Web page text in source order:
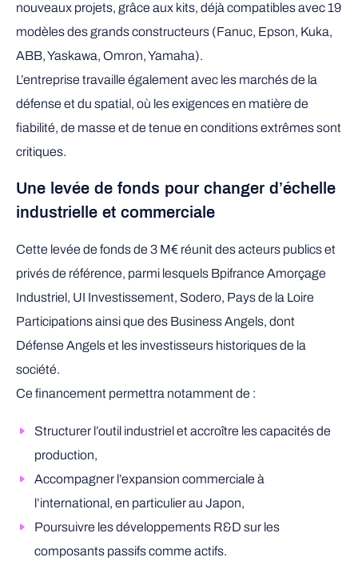
nouveaux projets, grâce aux kits, déjà compatibles avec 19
modèles des grands constructeurs (Fanuc, Epson, Kuka,
ABB, Yaskawa, Omron, Yamaha).
L’entreprise travaille également avec les marchés de la
défense et du spatial, où les exigences en matière de
fiabilité, de masse et de tenue en conditions extrêmes sont
critiques.
Une levée de fonds pour changer d’échelle
industrielle et commerciale
Cette levée de fonds de 3 M€ réunit des acteurs publics et
privés de référence, parmi lesquels Bpifrance Amorçage
Industriel, UI Investissement, Sodero, Pays de la Loire
Participations ainsi que des Business Angels, dont
Défense Angels et les investisseurs historiques de la
société.
Ce financement permettra notamment de :
Structurer l’outil industriel et accroître les capacités de
production,
Accompagner l’expansion commerciale à
l’international, en particulier au Japon,
Poursuivre les développements R&D sur les
composants passifs comme actifs.